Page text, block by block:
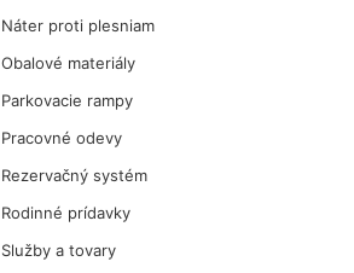
Náter proti plesniam
Obalové materiály
Parkovacie rampy
Pracovné odevy
Rezervačný systém
Rodinné prídavky
Služby a tovary